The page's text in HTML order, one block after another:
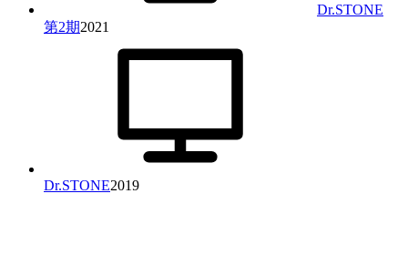
Dr.STONE
第2期2021
Dr.STONE2019